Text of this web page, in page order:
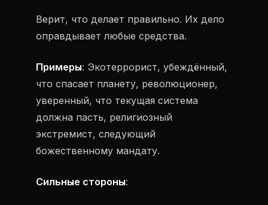
Верит, что делает правильно. Их дело
оправдывает любые средства.
Примеры: Экотеррорист, убеждённый,
что спасает планету, революционер,
уверенный, что текущая система
должна пасть, религиозный
экстремист, следующий
божественному мандату.
Сильные стороны: